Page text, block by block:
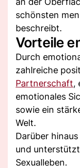
schönsten
beschreibt.
Vorteile
Durch
zahlreiche
Partnerschaft,
emotionales
sowie ein
Welt.
Darüber
und
Sexualleben.